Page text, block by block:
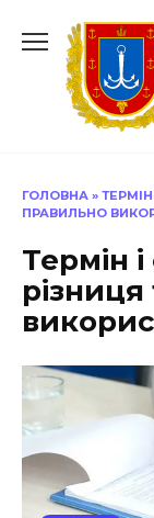
до
ГОЛОВНА »
ПРАВИЛЬНО
Термін